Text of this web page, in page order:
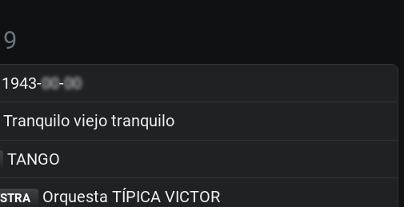
1943-00-00
Tranquilo viejo tranquilo
TANGO
Orquesta TÍPICA VICTOR